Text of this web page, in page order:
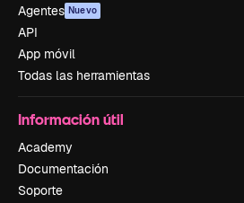
Agentes Nuevo
API
App móvil
Todas las herramientas
Información útil
Academy
Documentación
Soporte